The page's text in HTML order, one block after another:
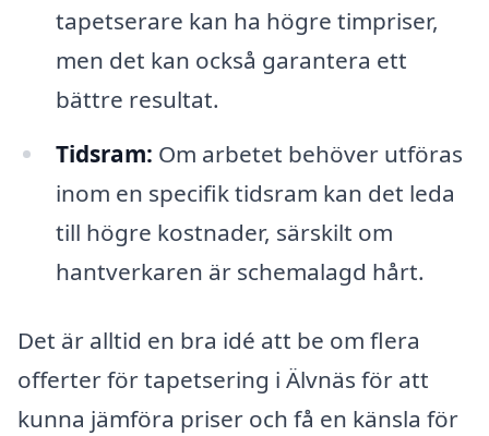
tapetserare kan ha högre timpriser,
men det kan också garantera ett
bättre resultat.
Tidsram: Om arbetet behöver utföras
inom en specifik tidsram kan det leda
till högre kostnader, särskilt om
hantverkaren är schemalagd hårt.
Det är alltid en bra idé att be om flera
offerter för tapetsering i Älvnäs för att
kunna jämföra priser och få en känsla för